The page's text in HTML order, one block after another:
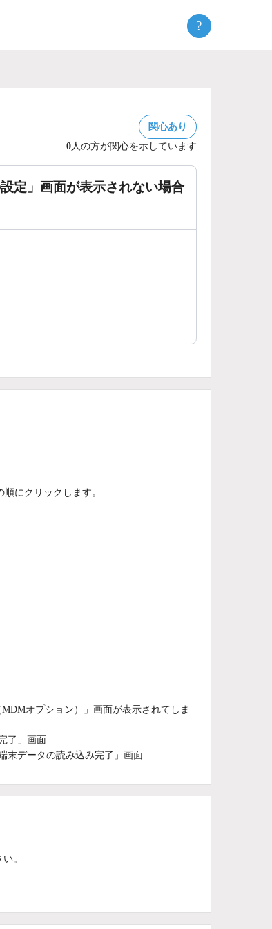
?
関心あり
0人の方が関心を示しています
定」画面が表示されない場合
にクリックします。
オプション）」画面が表示されてしま
了」画面
末データの読み込み完了」画面
。